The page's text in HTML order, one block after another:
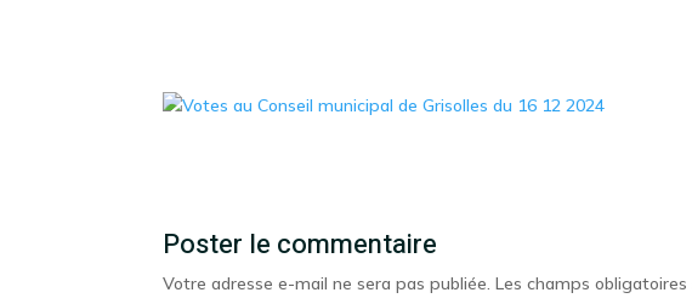
Poster le commentaire
Votre adresse e-mail ne sera pas publiée. Les champs